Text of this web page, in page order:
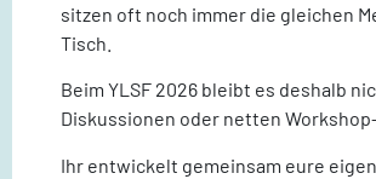
sitzen oft noch immer die gleichen
Tisch.
Beim YLSF 2026 bleibt es deshalb
Diskussionen oder netten
Ihr entwickelt gemeinsam eure